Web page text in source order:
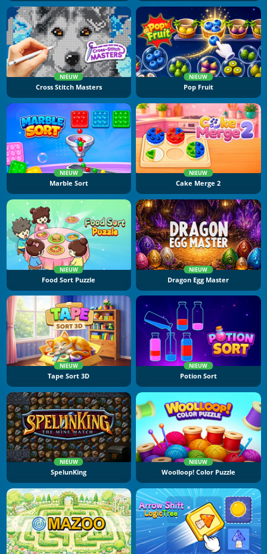
NIEUW
Cross Stitch Masters
NIEUW
Pop Fruit
NIEUW
Marble Sort
NIEUW
Cake Merge 2
NIEUW
Food Sort Puzzle
NIEUW
Dragon Egg Master
NIEUW
Tape Sort 3D
NIEUW
Potion Sort
NIEUW
SpelunKing
NIEUW
Woolloop! Color Puzzle